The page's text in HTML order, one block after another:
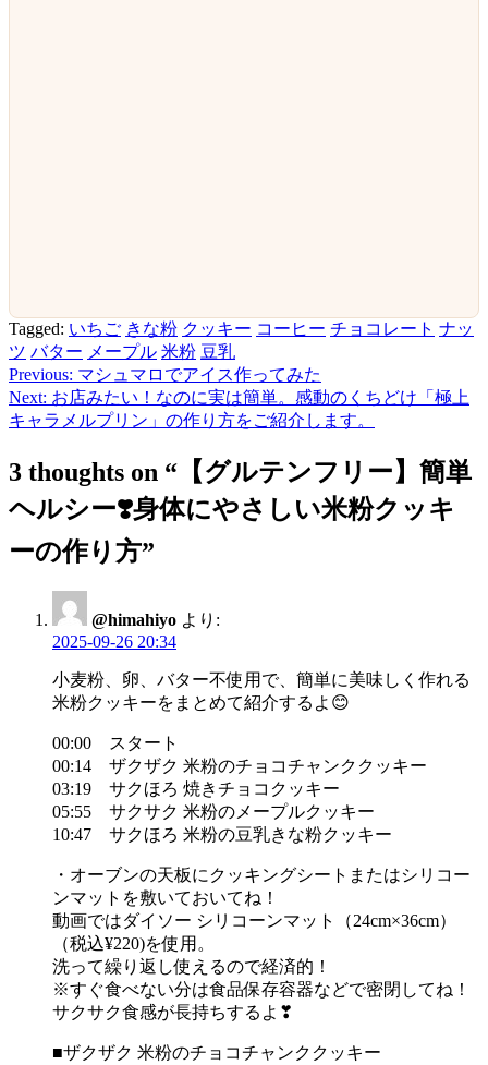
Tagged: いちご きな粉 クッキー コーヒー チョコレート ナッ
ツ バター メープル 米粉 豆乳
投
稿
ビ
ゲ
ー
Previous: マシュマロでアイス作ってみた
Next: お店みたい！なのに実は簡単。感動のくちどけ「極上
キャラメルプリン」の作り方をご紹介します。
3 thoughts on “ 【グルテンフリー】簡単
ヘルシー❣️身体にやさしい米粉クッキ
ーの作り方”
@himahiyo より:
2025-09-26 20:34
小麦粉、卵、バター不使用で、簡単に美味しく作れる
米粉クッキーをまとめて紹介するよ😊
00:00 スタート
00:14 ザクザク 米粉のチョコチャンククッキー
03:19 サクほろ 焼きチョコクッキー
05:55 サクサク 米粉のメープルクッキー
10:47 サクほろ 米粉の豆乳きな粉クッキー
・オーブンの天板にクッキングシートまたはシリコー
ンマットを敷いておいてね！
動画ではダイソー シリコーンマット（24cm×36cm）
（税込¥220)を使用。
洗って繰り返し使えるので経済的！
※すぐ食べない分は食品保存容器などで密閉してね！
サクサク食感が長持ちするよ❣
■ザクザク 米粉のチョコチャンククッキー